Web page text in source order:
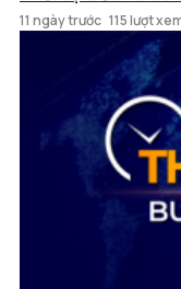
11 ngày trước 115 lượt